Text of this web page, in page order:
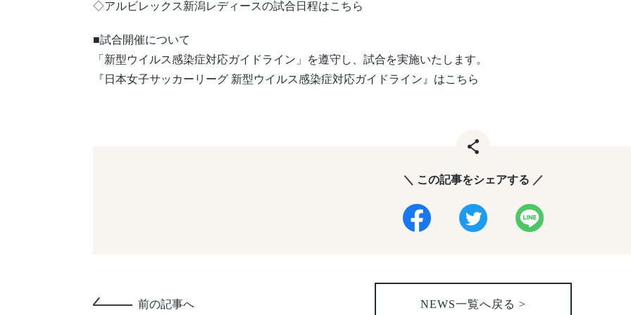
◇アルビレックス新潟レディースの試合日程はこちら
■試合開催について
「新型ウイルス感染症対応ガイドライン」を遵守し、試合を実施いたします。
『日本女子サッカーリーグ 新型ウイルス感染症対応ガイドライン』はこちら
＼ この記事をシェアする ／
NEWS一覧へ戻る >
前の記事へ